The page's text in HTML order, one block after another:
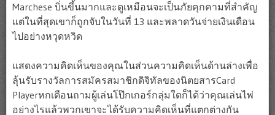
Marchese บิ่นขึ้นมากและดูเหมือนจะเป็นภัยคุกคามที่สำคัญ
แต่ในที่สุดเขาก็ถูกจับในวันที่ 13 และพลาดวันจ่ายเงินเดือน
ไปอย่างหวุดหวิด
แสดงความคิดเห็นของคุณในส่วนความคิดเห็นด้านล่างเพื่อ
ลุ้นรับรางวัลการสมัครสมาชิกดิจิทัลของนิตยสารCard
Playerหกเดือนถามผู้เล่นโป๊กเกอร์กลุ่มใดก็ได้ว่าคุณเล่นไพ่
อย่างไรแล้วพวกเขาจะได้รับความคิดเห็นที่แตกต่างกัน